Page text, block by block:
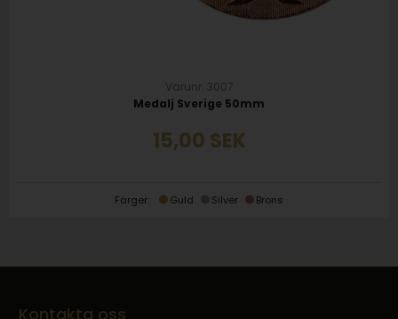
Varunr. 3007
Medalj Sverige 50mm
15,00 SEK
Färger: Guld Silver Brons
Kontakta oss